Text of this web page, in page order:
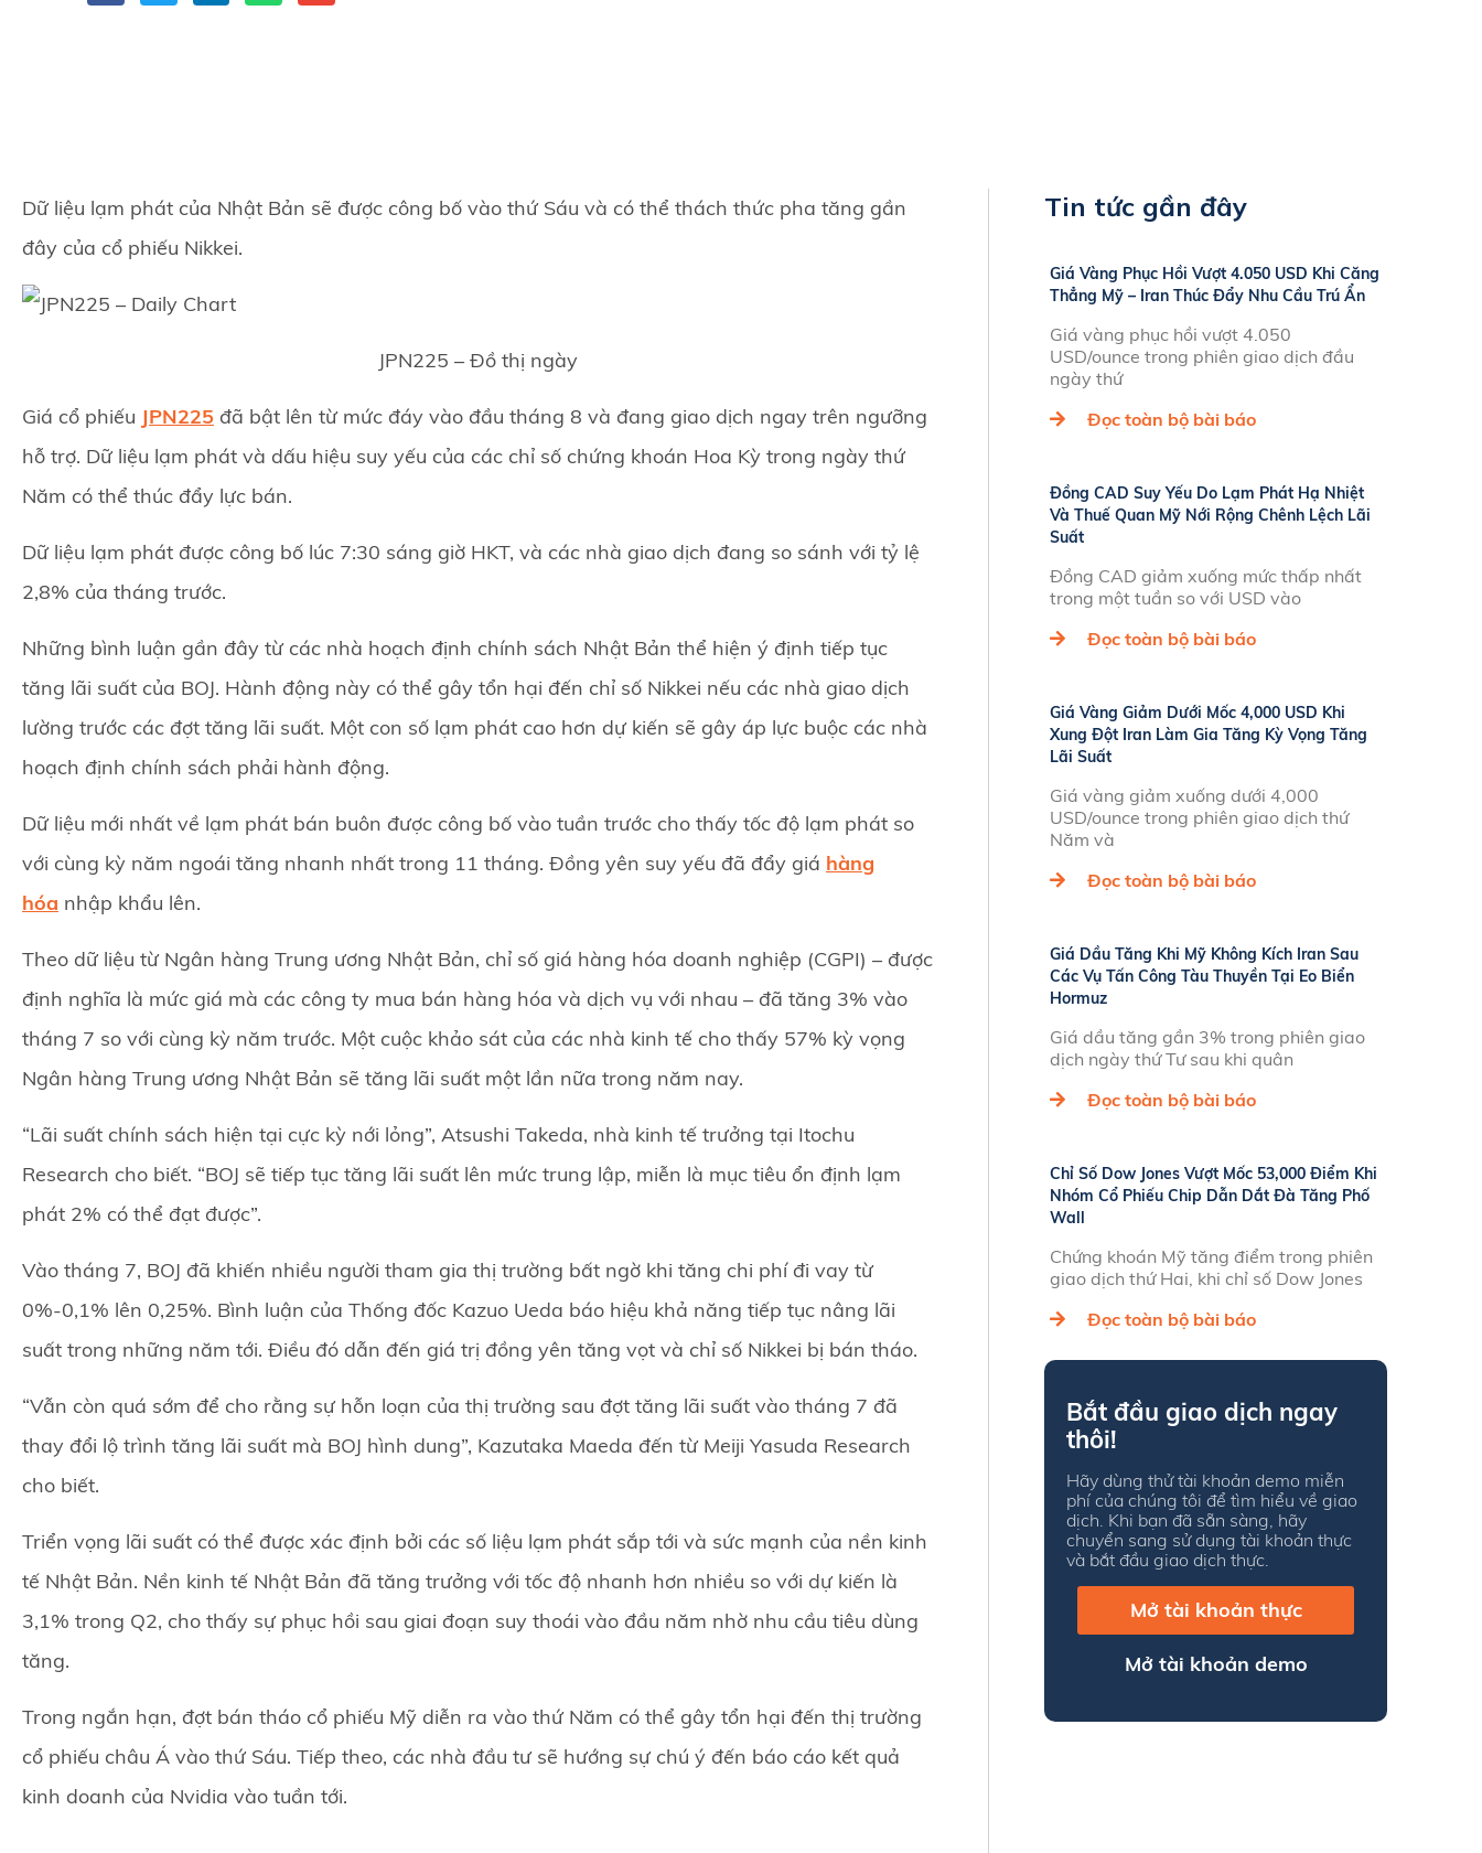
Dữ liệu lạm phát của Nhật Bản sẽ được công bố vào thứ Sáu và có thể thách thức pha tăng gần
đây của cổ phiếu Nikkei.
JPN225 – Đồ thị ngày
Giá cổ phiếu JPN225 đã bật lên từ mức đáy vào đầu tháng 8 và đang giao dịch ngay trên ngưỡng
hỗ trợ. Dữ liệu lạm phát và dấu hiệu suy yếu của các chỉ số chứng khoán Hoa Kỳ trong ngày thứ
Năm có thể thúc đẩy lực bán.
Dữ liệu lạm phát được công bố lúc 7:30 sáng giờ HKT, và các nhà giao dịch đang so sánh với tỷ lệ
2,8% của tháng trước.
Những bình luận gần đây từ các nhà hoạch định chính sách Nhật Bản thể hiện ý định tiếp tục
tăng lãi suất của BOJ. Hành động này có thể gây tổn hại đến chỉ số Nikkei nếu các nhà giao dịch
lường trước các đợt tăng lãi suất. Một con số lạm phát cao hơn dự kiến sẽ gây áp lực buộc các nhà
hoạch định chính sách phải hành động.
Dữ liệu mới nhất về lạm phát bán buôn được công bố vào tuần trước cho thấy tốc độ lạm phát so
với cùng kỳ năm ngoái tăng nhanh nhất trong 11 tháng. Đồng yên suy yếu đã đẩy giá hàng
hóa nhập khẩu lên.
Theo dữ liệu từ Ngân hàng Trung ương Nhật Bản, chỉ số giá hàng hóa doanh nghiệp (CGPI) – được
định nghĩa là mức giá mà các công ty mua bán hàng hóa và dịch vụ với nhau – đã tăng 3% vào
tháng 7 so với cùng kỳ năm trước. Một cuộc khảo sát của các nhà kinh tế cho thấy 57% kỳ vọng
Ngân hàng Trung ương Nhật Bản sẽ tăng lãi suất một lần nữa trong năm nay.
“Lãi suất chính sách hiện tại cực kỳ nới lỏng”, Atsushi Takeda, nhà kinh tế trưởng tại Itochu
Research cho biết. “BOJ sẽ tiếp tục tăng lãi suất lên mức trung lập, miễn là mục tiêu ổn định lạm
phát 2% có thể đạt được”.
Vào tháng 7, BOJ đã khiến nhiều người tham gia thị trường bất ngờ khi tăng chi phí đi vay từ
0%-0,1% lên 0,25%. Bình luận của Thống đốc Kazuo Ueda báo hiệu khả năng tiếp tục nâng lãi
suất trong những năm tới. Điều đó dẫn đến giá trị đồng yên tăng vọt và chỉ số Nikkei bị bán tháo.
“Vẫn còn quá sớm để cho rằng sự hỗn loạn của thị trường sau đợt tăng lãi suất vào tháng 7 đã
thay đổi lộ trình tăng lãi suất mà BOJ hình dung”, Kazutaka Maeda đến từ Meiji Yasuda Research
cho biết.
Triển vọng lãi suất có thể được xác định bởi các số liệu lạm phát sắp tới và sức mạnh của nền kinh
tế Nhật Bản. Nền kinh tế Nhật Bản đã tăng trưởng với tốc độ nhanh hơn nhiều so với dự kiến là
3,1% trong Q2, cho thấy sự phục hồi sau giai đoạn suy thoái vào đầu năm nhờ nhu cầu tiêu dùng
tăng.
Trong ngắn hạn, đợt bán tháo cổ phiếu Mỹ diễn ra vào thứ Năm có thể gây tổn hại đến thị trường
cổ phiếu châu Á vào thứ Sáu. Tiếp theo, các nhà đầu tư sẽ hướng sự chú ý đến báo cáo kết quả
kinh doanh của Nvidia vào tuần tới.
Tin tức gần đây
Giá Vàng Phục Hồi Vượt 4.050 USD Khi Căng
Thẳng Mỹ – Iran Thúc Đẩy Nhu Cầu Trú Ẩn
Giá vàng phục hồi vượt 4.050
USD/ounce trong phiên giao dịch đầu
ngày thứ
Đọc toàn bộ bài báo
Đồng CAD Suy Yếu Do Lạm Phát Hạ Nhiệt
Và Thuế Quan Mỹ Nới Rộng Chênh Lệch Lãi
Suất
Đồng CAD giảm xuống mức thấp nhất
trong một tuần so với USD vào
Đọc toàn bộ bài báo
Giá Vàng Giảm Dưới Mốc 4,000 USD Khi
Xung Đột Iran Làm Gia Tăng Kỳ Vọng Tăng
Lãi Suất
Giá vàng giảm xuống dưới 4,000
USD/ounce trong phiên giao dịch thứ
Năm và
Đọc toàn bộ bài báo
Giá Dầu Tăng Khi Mỹ Không Kích Iran Sau
Các Vụ Tấn Công Tàu Thuyền Tại Eo Biển
Hormuz
Giá dầu tăng gần 3% trong phiên giao
dịch ngày thứ Tư sau khi quân
Đọc toàn bộ bài báo
Chỉ Số Dow Jones Vượt Mốc 53,000 Điểm Khi
Nhóm Cổ Phiếu Chip Dẫn Dắt Đà Tăng Phố
Wall
Chứng khoán Mỹ tăng điểm trong phiên
giao dịch thứ Hai, khi chỉ số Dow Jones
Đọc toàn bộ bài báo
Bắt đầu giao dịch ngay
thôi!
Hãy dùng thử tài khoản demo miễn
phí của chúng tôi để tìm hiểu về giao
dịch. Khi bạn đã sẵn sàng, hãy
chuyển sang sử dụng tài khoản thực
và bắt đầu giao dịch thực.
Mở tài khoản thực
Mở tài khoản demo